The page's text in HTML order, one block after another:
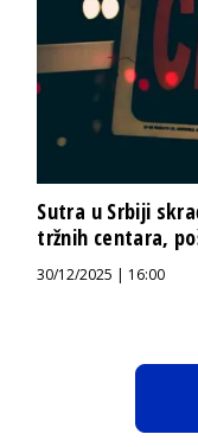
Sutra u Srbiji
tržnih centara,
30/12/2025 | 16:00